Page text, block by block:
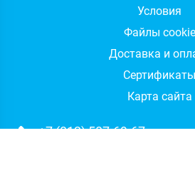
Условия
Файлы cookie
Доставка и
Сертификаты
Карта сайта
+7 (812) 507-69-67 отдел